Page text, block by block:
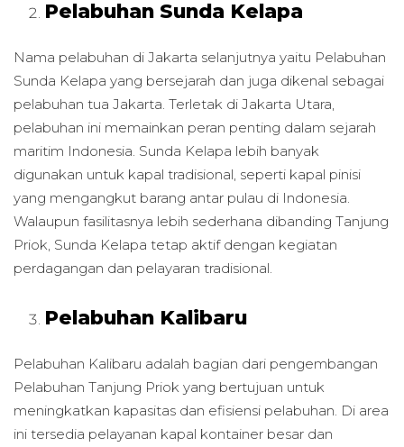
Pelabuhan Sunda Kelapa
Nama pelabuhan di Jakarta selanjutnya yaitu Pelabuhan
Sunda Kelapa yang bersejarah dan juga dikenal sebagai
pelabuhan tua Jakarta. Terletak di Jakarta Utara,
pelabuhan ini memainkan peran penting dalam sejarah
maritim Indonesia. Sunda Kelapa lebih banyak
digunakan untuk kapal tradisional, seperti kapal pinisi
yang mengangkut barang antar pulau di Indonesia.
Walaupun fasilitasnya lebih sederhana dibanding Tanjung
Priok, Sunda Kelapa tetap aktif dengan kegiatan
perdagangan dan pelayaran tradisional.
Pelabuhan Kalibaru
Pelabuhan Kalibaru adalah bagian dari pengembangan
Pelabuhan Tanjung Priok yang bertujuan untuk
meningkatkan kapasitas dan efisiensi pelabuhan. Di area
ini tersedia pelayanan kapal kontainer besar dan